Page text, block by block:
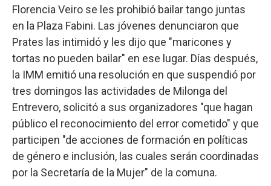
Florencia Veiro se les prohibió bailar tango juntas
en la Plaza Fabini. Las jóvenes denunciaron que
Prates las intimidó y les dijo que "maricones y
tortas no pueden bailar" en ese lugar. Días después,
la IMM emitió una resolución en que suspendió por
tres domingos las actividades de Milonga del
Entrevero, solicitó a sus organizadores "que hagan
público el reconocimiento del error cometido" y que
participen "de acciones de formación en políticas
de género e inclusión, las cuales serán coordinadas
por la Secretaría de la Mujer" de la comuna.